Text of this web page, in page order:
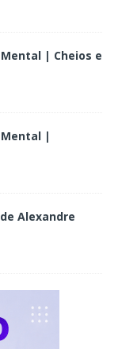
| Cheios e
|
Alexandre